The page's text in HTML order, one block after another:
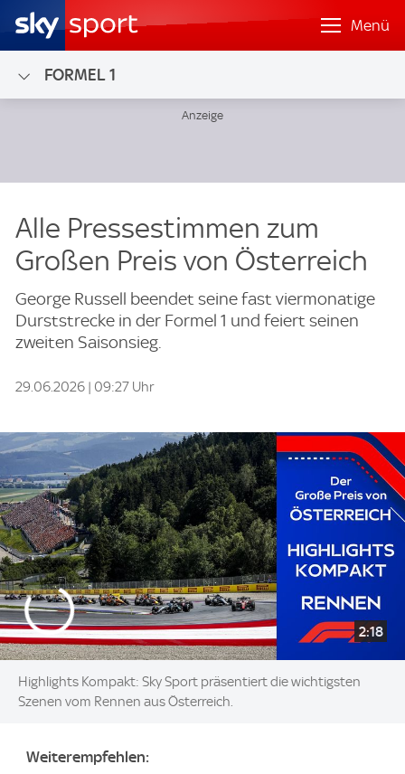
Menü
FORMEL 1
Alle Pressestimmen zum
Großen Preis von Österreich
George Russell beendet seine fast viermonatige
Durststrecke in der Formel 1 und feiert seinen
zweiten Saisonsieg.
29.06.2026 | 09:27 Uhr
2:18
Highlights Kompakt: Sky Sport präsentiert die wichtigsten
Szenen vom Rennen aus Österreich.
Weiterempfehlen: